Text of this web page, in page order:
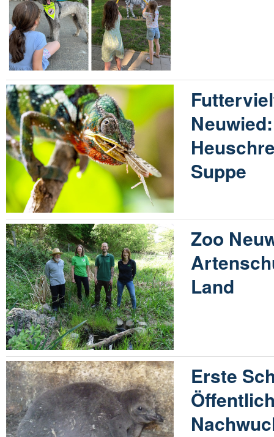
Suppe
Zoo
Land
Erste